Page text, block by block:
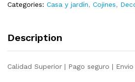
de
x
quantity
Categories: Casa y jardín, Cojines,
Description
Calidad Superior | Pago seguro | Envio